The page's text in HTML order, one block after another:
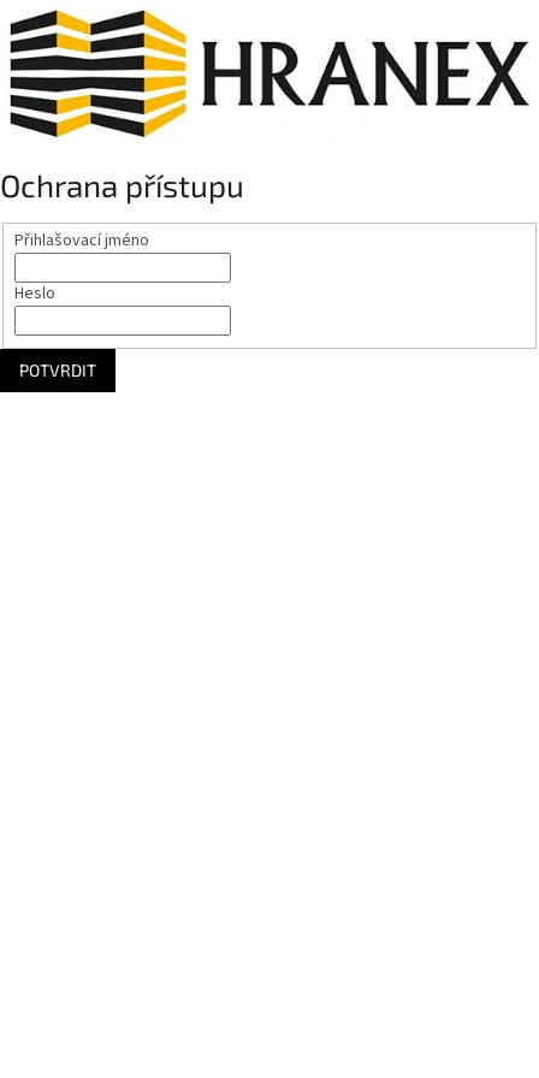
Ochrana přístupu
Přihlašovací jméno
Heslo
POTVRDIT